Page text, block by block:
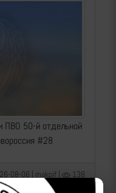
ПВО 50-й отдельной
#28
08-06 | makpif | 138